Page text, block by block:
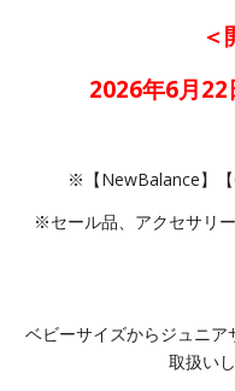
＜
2026年6月
※【NewBalance】
※セール品、アクセサリ
ベビーサイズからジュニ
取扱い